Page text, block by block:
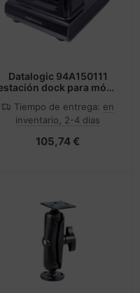
Datalogic 94A150111
dock para móvil
Negro
Tiempo de entrega: en
inventario, 2-4 dias
105,74 €